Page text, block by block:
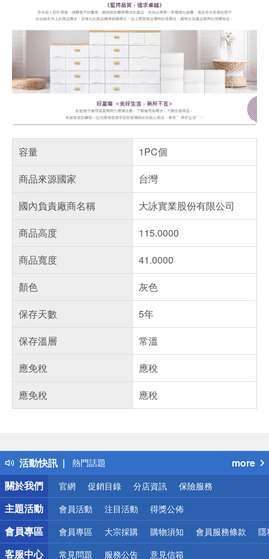
容量
1PC個
商品來源國家
台灣
國內負責廠商名稱
大詠實業股份有限公司
商品高度
115.0000
商品寬度
41.0000
顏色
灰色
保存天數
5年
保存溫層
常溫
應免稅
應稅
應免稅
應稅
活動快訊
得獎公告
熱門話題
銀行優惠
偏遠地區配送
詐騙網頁！請小心！
more
關於我們
官網 促銷目錄 分店資訊 保險服務
主題活動 會員活動 注目活動 得獎公佈
會員專區 會員專區 大宗採購 購物須知 會員服務條款 隱
客服中心 常見問題 服務公告 意見信箱